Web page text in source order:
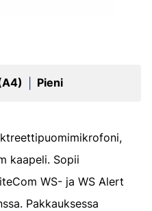
Pieni
kaapeli. Sopii
WS- ja WS Alert
Pakkauksessa